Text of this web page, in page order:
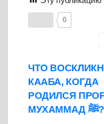
0
по
записям
ЧТО
КААБА, КОГДА
РОДИЛСЯ
МУХАММАД ﷺ?